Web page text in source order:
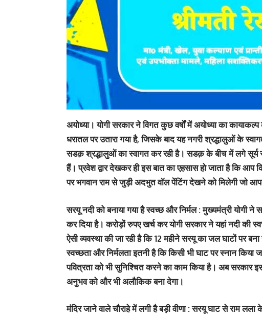
अयोध्या। योगी सरकार ने विगत कुछ वर्षों में अयोध्या का
धरातल पर उतारा गया है, जिसके बाद यह नगरी श्रद्धालुओं के
सडक़ श्रद्धालुओं का स्वागत कर रही है। सडक़ के बीच में लगे सूर्य
हैं। प्रवेश द्वार देखकर ही इस बात का एहसास हो जाता है कि आप
पर भगवान राम से जुड़ी अदभुत वॉल पेंटिंग देखने को मिलेगी जो
सरयू नदी को बनाया गया है स्वच्छ और निर्मल :मुख्यमंत्री योगी ने
कर दिया है। करोड़ों रुपए खर्च कर योगी सरकार ने यहां नदी की
ऐसी व्यवस्था की जा रही है कि 12 महीने सरयू का जल घाटों पर
स्वच्छता और निर्मलता इतनी है कि किसी भी घाट पर स्नान
पवित्रता को भी सुनिश्चित करने का काम किया है। अब सरकार
अनुभव को और भी अलौकिक बना देगा।
मंदिर जाने वाले चौराहे में लगी है बड़ी वीणा :सरयू घाट से राम लला